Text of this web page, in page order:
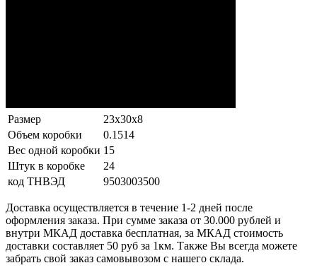
Размер
23x30x8
Объем коробки
0.1514
Вес одной коробки 15
Штук в коробке
24
код ТНВЭД
9503003500
Доставка осуществляется в течение 1-2 дней после
оформления заказа. При сумме заказа от 30.000 рублей и
внутри МКАД доставка бесплатная, за МКАД стоимость
доставки составляет 50 руб за 1км. Также Вы всегда можете
забрать свой заказ самовывозом с нашего склада.